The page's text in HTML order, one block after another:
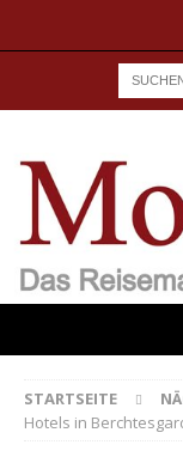
STARTSEITE
Hotels in